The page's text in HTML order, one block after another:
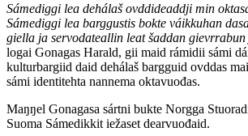
Sámediggi lea dehálaš ovddideaddji min
Sámediggi lea barggustis bokte váikkuhan
giella ja servodateallin leat šaddan gievrrabun
logai Gonagas Harald, gii maid rámidii sámi
kulturbargiid daid dehálaš bargguid ovddas
sámi identitehta nannema oktavuođas.
Maŋŋel Gonagasa sártni bukte Norgga
Suoma Sámedikkit iežaset dearvuođaid.